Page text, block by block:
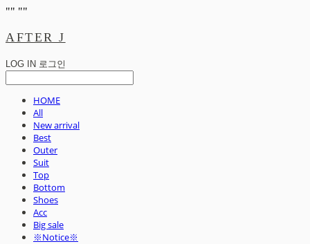
"" ""
AFTER J
LOG IN 로그인
HOME
All
New arrival
Best
Outer
Suit
Top
Bottom
Shoes
Acc
Big sale
※Notice※